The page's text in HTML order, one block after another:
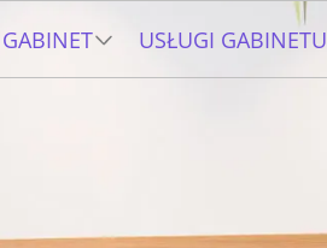
GABINET USŁUGI GABINETU